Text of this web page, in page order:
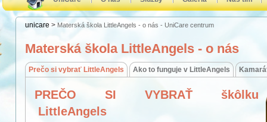
unicare > Materská škola LittleAngels - o nás - UniCare centrum
Materská škola LittleAngels - o nás
Prečo si vybrať LittleAngels Ako to funguje v LittleAngels
PREČO SI VYBRAŤ škôlku
LittleAngels